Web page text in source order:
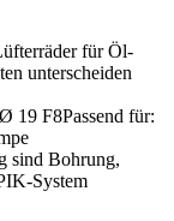
für Öl-
unterscheiden
19 F8Passend für:
sind Bohrung,
System